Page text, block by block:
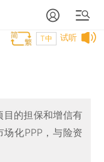
试听
T中
目的担保和增信有
化PPP，与险资